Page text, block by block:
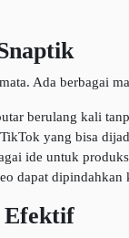
Ada berbagai
berulang kali
yang bisa
ide untuk
dapat
Efektif